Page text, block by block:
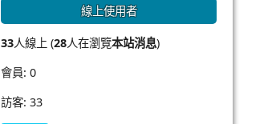
線上使用者
33人線上 (28人在瀏覽本站消息)
會員: 0
訪客: 33